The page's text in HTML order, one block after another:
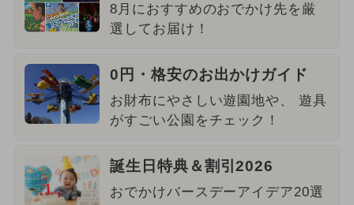
8月におすすめのおでかけ先を厳
選してお届け！
0円・格安のお出かけガイド
お財布にやさしい遊園地や、 遊具
がすごい公園をチェック！
誕生日特典＆割引2026
おでかけバースデーアイデア20選